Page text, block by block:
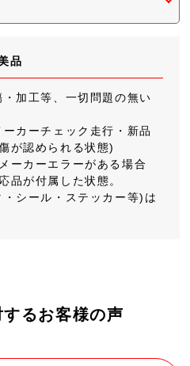
品
加工等、一切問題の無い
カーチェック走行・新品
が認められる状態)
ーカーエラーがある場合
品が付属した状態。
シール・ステッカー等)は
るお客様の声